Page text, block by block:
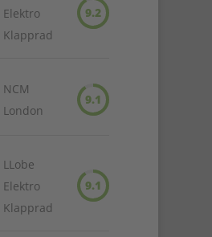
Elektro
Klapprad
9.2
NCM
London
9.1
LLobe
Elektro
Klapprad
9.1